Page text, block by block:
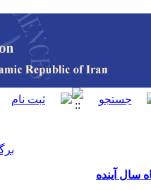
سال آینده